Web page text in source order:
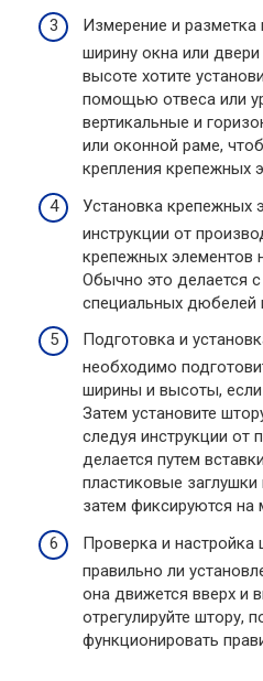
Измерение и разметка
ширину окна или
высоте хотите
помощью отвеса или
вертикальные и
или оконной раме,
крепления крепежных
Установка крепежных
инструкции от
крепежных элементов
Обычно это делается
специальных дюбелей
Подготовка и
необходимо
ширины и высоты, если
Затем установите
следуя инструкции от
делается путем
пластиковые
затем фиксируются на
Проверка и настройка
правильно ли
она движется вверх и
отрегулируйте штору,
функционировать